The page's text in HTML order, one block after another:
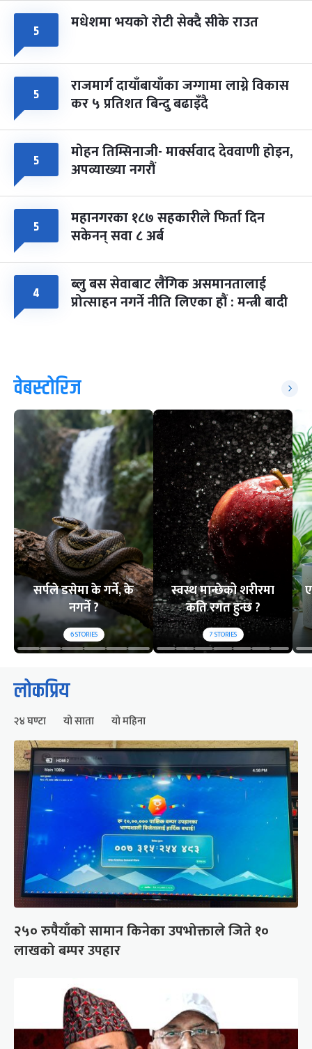
५ मधेशमा भयको रोटी सेक्दै सीके राउत
५ राजमार्ग दायाँबायाँका जग्गामा लाग्ने विकास
कर ५ प्रतिशत बिन्दु बढाइँदै
५ मोहन तिम्सिनाजी- मार्क्सवाद देववाणी होइन,
अपव्याख्या नगरौं
५ महानगरका १८७ सहकारीले फिर्ता दिन
सकेनन् सवा ८ अर्ब
४ ब्लु बस सेवाबाट लैंगिक असमानतालाई
प्रोत्साहन नगर्ने नीति लिएका हौं : मन्त्री बादी
वेबस्टोरिज
सर्पले डसेमा के गर्ने, के
नगर्ने ?
6STORIES
स्वस्थ मान्छेको शरीरमा
कति रगत हुन्छ ?
7STORIES
लोकप्रिय
२४ घण्टा यो साता यो महिना
२५० रुपैयाँको सामान किनेका उपभोक्ताले जिते १०
लाखको बम्पर उपहार